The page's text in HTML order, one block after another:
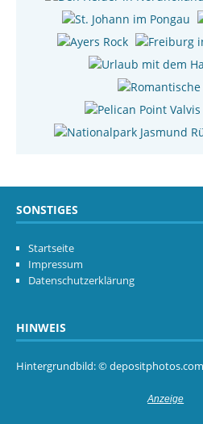
SONSTIGES
Startseite
Impressum
Datenschutzerklärung
HINWEIS
Hintergrundbild: © depositphotos.com